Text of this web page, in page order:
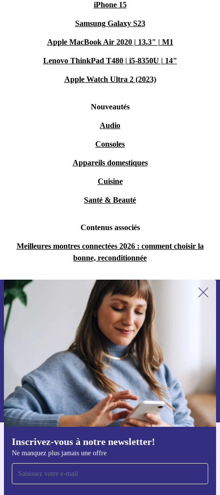
iPhone 15
Samsung Galaxy S23
Apple MacBook Air 2020 | 13.3" | M1
Lenovo ThinkPad T480 | i5-8350U | 14"
Apple Watch Ultra 2 (2023)
Nouveautés
Audio
Consoles
Appareils domestiques
Cuisine
Santé & Beauté
Contenus associés
Meilleures montres connectées 2026 : comment choisir la
bonne, reconditionnée
Inscrivez-vous à notre newsletter!
Ne manquez plus jamais une offre
Recevoir offres et infos de refurbed
par mail
Ne manquez plus aucune offre.
S'inscrire
Retrouvez les informations sur l'utilisation des données personnelles
dans notre
politique de confidentialité.
Téléchargez l'application refurbed
Pour iOS et Android